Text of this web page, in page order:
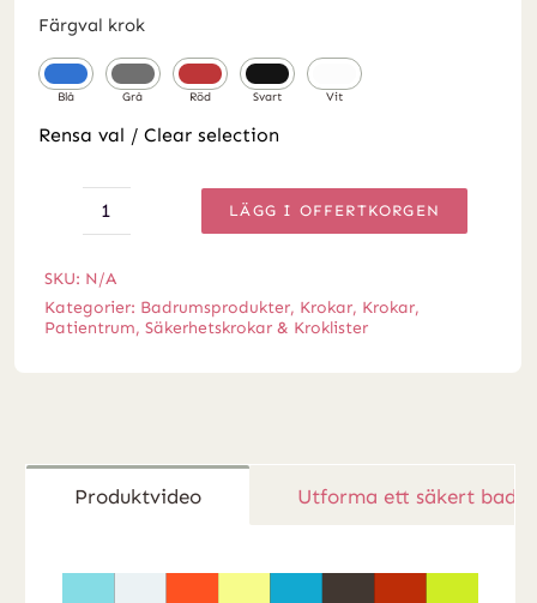
Färgval krok
Rensa val / Clear selection
Krok
mängd
LÄGG I OFFERTKORGEN
SKU: N/A
Kategorier: Badrumsprodukter, Krokar, Krokar,
Patientrum, Säkerhetskrokar & Kroklister
Produktvideo Utforma ett säkert